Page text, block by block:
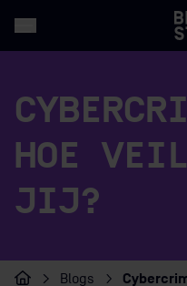
HOE
JIJ?
Blogs